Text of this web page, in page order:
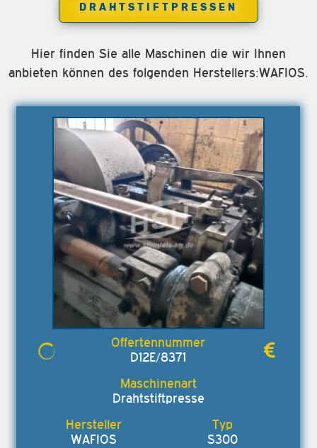
DRAHTSTIFTPRESSEN
Hier finden Sie alle Maschinen die wir Ihnen
anbieten können des folgenden Herstellers:WAFIOS.
D12E/8371
Drahtstiftpresse
WAFIOS S300